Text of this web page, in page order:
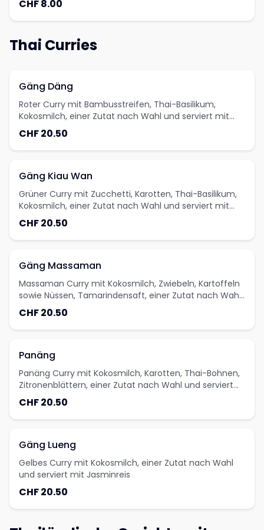
CHF 8.00
Thai Curries
Gäng Däng
Roter Curry mit Bambusstreifen, Thai-Basilikum,
Kokosmilch, einer Zutat nach Wahl und serviert mit
Jasminreis
CHF 20.50
Gäng Kiau Wan
Grüner Curry mit Zucchetti, Karotten, Thai-Basilikum,
Kokosmilch, einer Zutat nach Wahl und serviert mit
Jasminreis
CHF 20.50
Gäng Massaman
Massaman Curry mit Kokosmilch, Zwiebeln, Kartoffeln
sowie Nüssen, Tamarindensaft, einer Zutat nach Wahl
und serviert mit Jasminreis
CHF 20.50
Panäng
Panäng Curry mit Kokosmilch, Karotten, Thai-Bohnen,
Zitronenblättern, einer Zutat nach Wahl und serviert
mit Jasminreis
CHF 20.50
Gäng Lueng
Gelbes Curry mit Kokosmilch, einer Zutat nach Wahl
und serviert mit Jasminreis
CHF 20.50